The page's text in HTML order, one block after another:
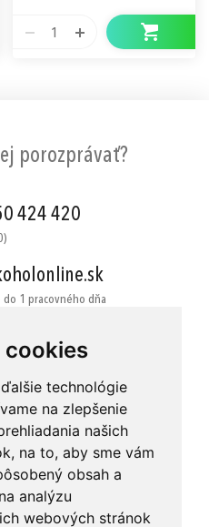
cookies
technológie
na zlepšenie
našich
na to, aby sme vám
obsah a
analýzu
webových stránok
1
porozprávať?
424 420
do 1 pracovného dňa
Kontakt
údajov O nás
Platba